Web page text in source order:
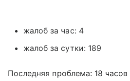
жалоб за час: 4
жалоб за сутки: 189
Последняя проблема: 18 часов